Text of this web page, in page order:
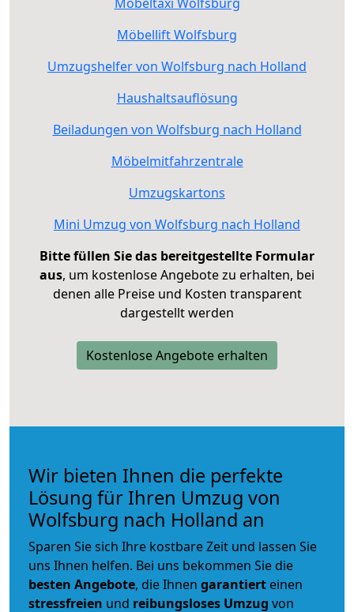
Möbellift Wolfsburg
Umzugshelfer von Wolfsburg nach Holland
Haushaltsauflösung
Beiladungen von Wolfsburg nach Holland
Möbelmitfahrzentrale
Umzugskartons
Mini Umzug von Wolfsburg nach Holland
Bitte füllen Sie das bereitgestellte Formular
aus, um kostenlose Angebote zu erhalten, bei
denen alle Preise und Kosten transparent
dargestellt werden
Kostenlose Angebote erhalten
Wir bieten Ihnen die perfekte
Lösung für Ihren Umzug von
Wolfsburg nach Holland an
Sparen Sie sich Ihre kostbare Zeit und lassen Sie
uns Ihnen helfen. Bei uns bekommen Sie die
besten Angebote, die Ihnen garantiert einen
stressfreien und reibungsloses Umzug von